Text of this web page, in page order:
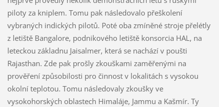
piloty za kniplem. Tomu pak následovalo přeškolení
vybraných indických pilotů. Poté oba zmíněné stroje přelétly
z letiště Bangalore, podnikového letiště konsorcia HAL, na
leteckou základnu Jaisalmer, která se nachází v poušti
Rajasthan. Zde pak prošly zkouškami zaměřenými na
prověření způsobilosti pro činnost v lokalitách s vysokou
okolní teplotou. Tomu následovaly zkoušky ve
vysokohorských oblastech Himaláje, Jammu a Kašmír. Ty